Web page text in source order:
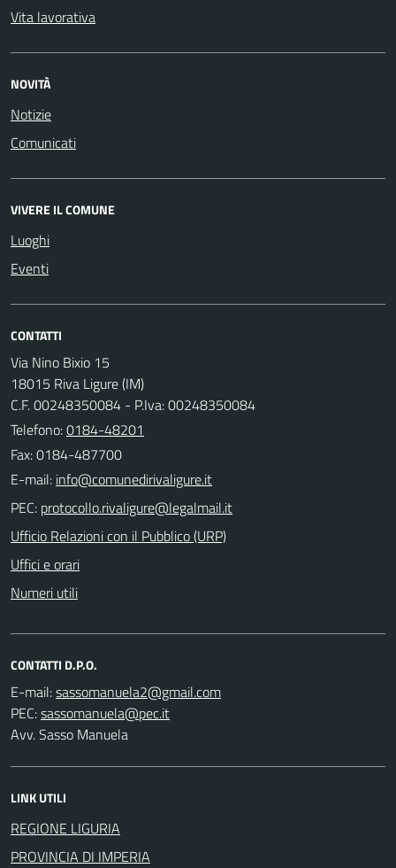
Vita lavorativa
NOVITÀ
Notizie
Comunicati
VIVERE IL COMUNE
Luoghi
Eventi
CONTATTI
Via Nino Bixio 15
18015 Riva Ligure (IM)
C.F. 00248350084 - P.Iva: 00248350084
Telefono:0184-48201
Fax: 0184-487700
E-mail:
PEC:
Ufficio Relazioni con il Pubblico (URP)
Uffici e orari
Numeri utili
CONTATTI D.P.O.
E-mail:
PEC:
Avv. Sasso Manuela
LINK UTILI
REGIONE LIGURIA
PROVINCIA DI IMPERIA